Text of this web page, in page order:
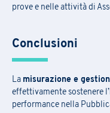
prove e nelle attività di
Conclusioni
La misurazione e
effettivamente sostenere
performance nella